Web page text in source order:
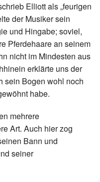
Elliott als „feurigen
der Musiker sein
und Hingabe; soviel,
Pferdehaare an seinem
nicht im Mindesten aus
erklärte uns der
sein Bogen wohl noch
habe.
mehrere
Art. Auch hier zog
Bann und
seiner